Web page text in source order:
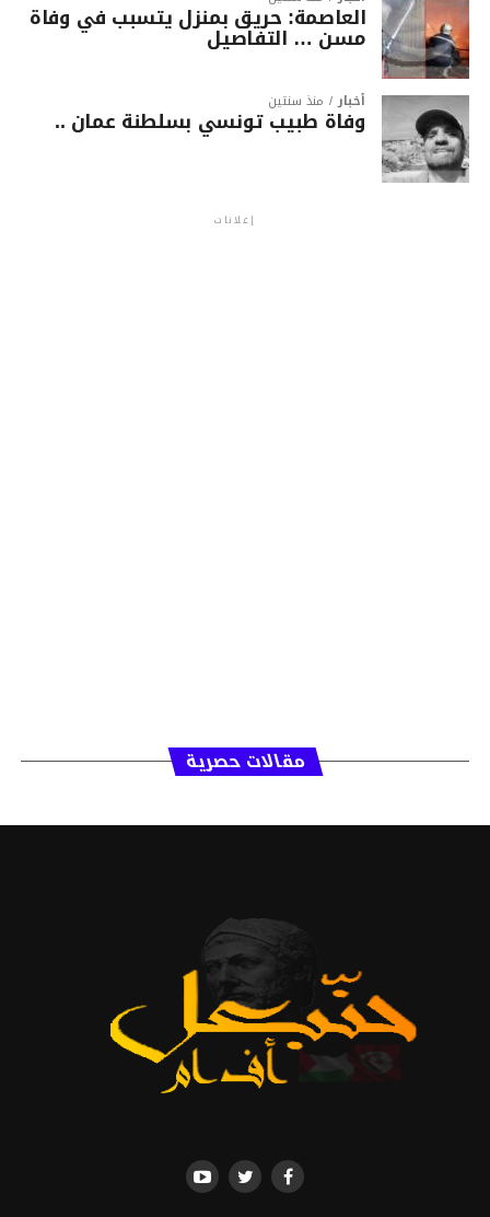
العاصمة: حريق بمنزل يتسبب في وفاة
مسن … التفاصيل
أخبار منذ سنتين
وفاة طبيب تونسي بسلطنة عمان ..
إعلانات
مقالات حصرية